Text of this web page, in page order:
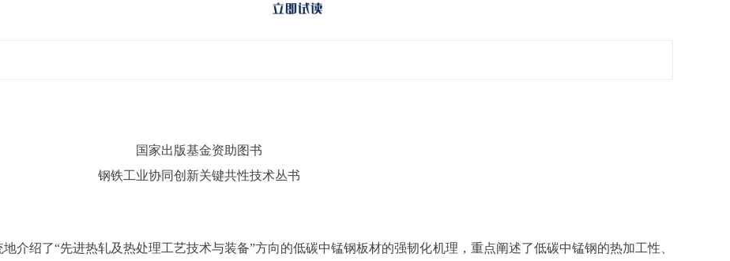
国家出版基金资助图书
钢铁工业协同创新关键共性技术丛书
介绍了“先进热轧及热处理工艺技术与装备”方向的低碳中锰钢板材的强韧化机理，重点阐述了低碳中锰钢的热加工性、